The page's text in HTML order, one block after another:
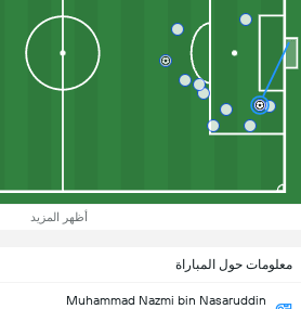
أظهر المزيد
معلومات حول المباراة
Muhammad Nazmi bin Nasaruddin